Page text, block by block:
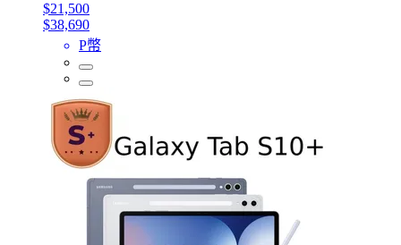
$21,500
$38,690
P幣